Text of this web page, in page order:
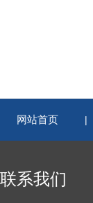
网站首页 |
联系我们